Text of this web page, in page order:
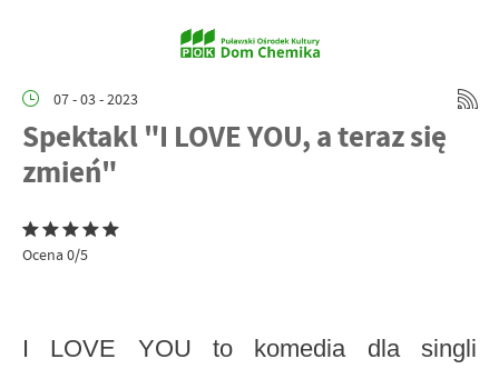
07 - 03 - 2023
Spektakl "I LOVE YOU, a teraz się
zmień"
Ocena 0/5
I LOVE YOU to komedia dla singli